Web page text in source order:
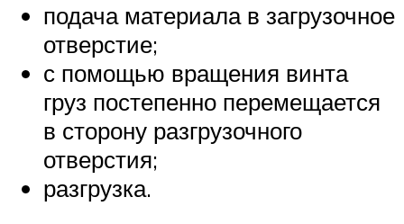
подача материала в загрузочное
отверстие;
с помощью вращения винта
груз постепенно перемещается
в сторону разгрузочного
отверстия;
разгрузка.